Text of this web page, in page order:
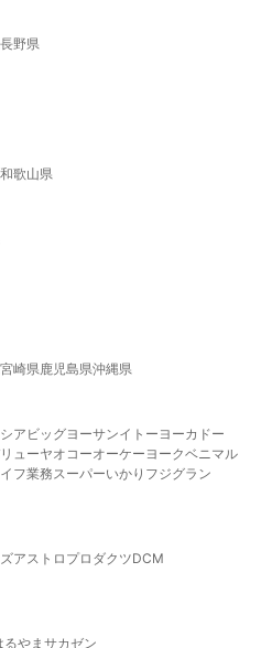
長野県
和歌山県
宮崎県鹿児島県沖縄県
ア ビッグヨーサンイトーヨーカドー
ューヤオコーオーケー ヨークベニマル
フ業務スーパーいかり フジグラン
アストロプロダクツDCM
るやま サカゼン